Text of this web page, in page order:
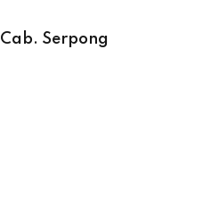
Cab. Serpong